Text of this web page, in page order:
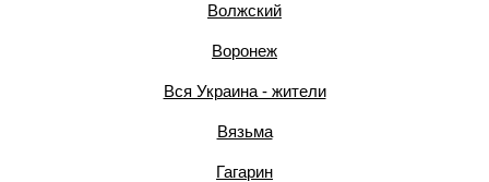
Волжский
Воронеж
Вся Украина - жители
Вязьма
Гагарин